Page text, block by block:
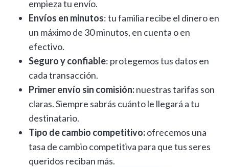
empieza tu envío.
Envíos en minutos: tu familia recibe el dinero en
un máximo de 30 minutos, en cuenta o en
efectivo.
Seguro y confiable: protegemos tus datos en
cada transacción.
Primer envío sin comisión:nuestras tarifas son
claras. Siempre sabrás cuánto le llegará a tu
destinatario.
Tipo de cambio competitivo:ofrecemos una
tasa de cambio competitiva para que tus seres
queridos reciban más.